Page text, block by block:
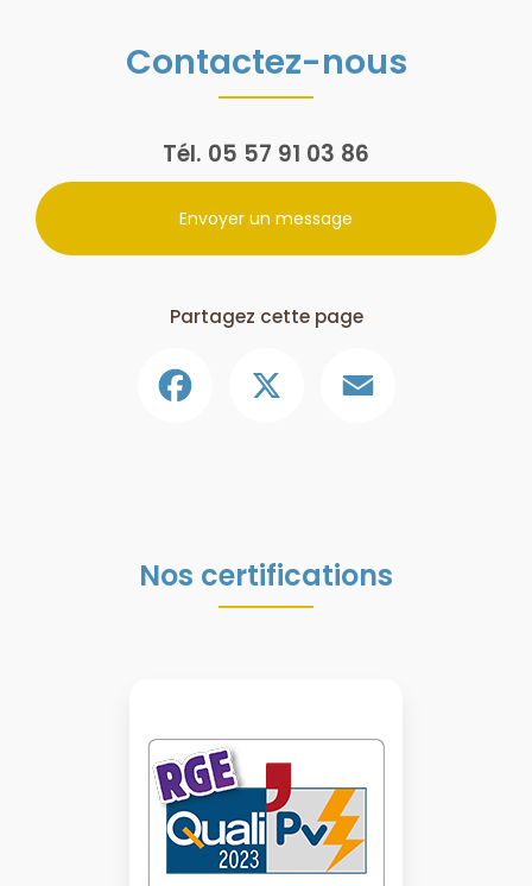
Contactez-nous
Tél. 05 57 91 03 86
Envoyer un message
Partagez cette page
Nos certifications